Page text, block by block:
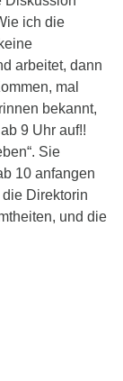
ich die
arbeitet, dann
mal
bekannt,
9 Uhr auf!!
Sie
10 anfangen
Direktorin
und die